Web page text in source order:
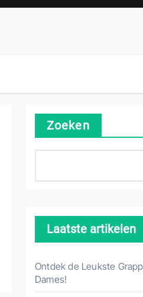
Zoeken
Laatste artikelen
Ontdek de Leukste
Dames!